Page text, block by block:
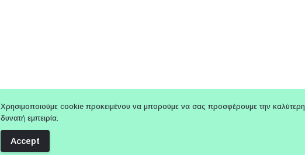
Χρησιμοποιούμε cookie προκειμένου να μπορούμε να σας προσφέρουμε την καλύτερη
δυνατή εμπειρία.
Accept